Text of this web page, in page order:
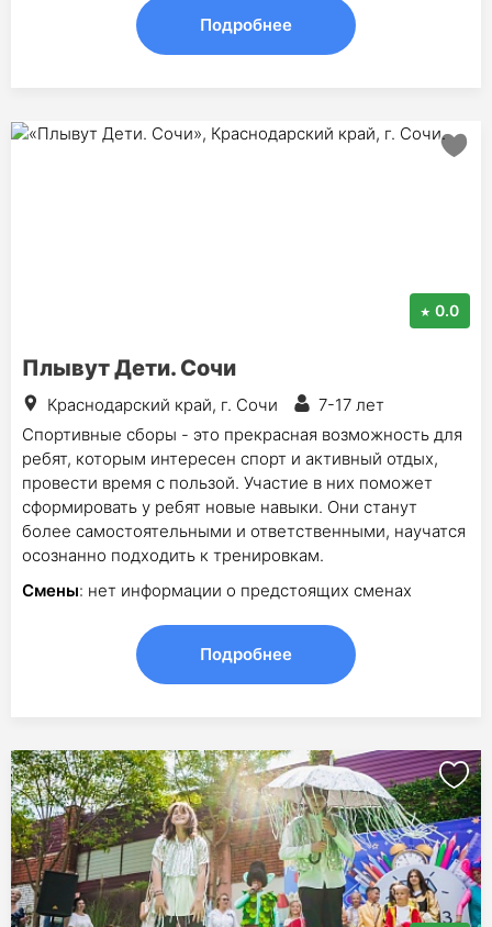
Подробнее
0.0
Плывут Дети. Сочи
Краснодарский край, г. Сочи
7-17 лет
Спортивные сборы - это прекрасная возможность для
ребят, которым интересен спорт и активный отдых,
провести время с пользой. Участие в них поможет
сформировать у ребят новые навыки. Они станут
более самостоятельными и ответственными, научатся
осознанно подходить к тренировкам.
Смены: нет информации о предстоящих сменах
Подробнее